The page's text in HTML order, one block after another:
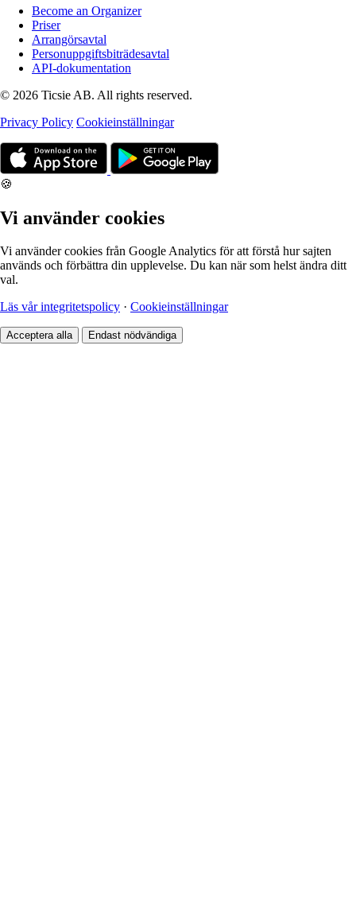
Become an Organizer
Priser
Arrangörsavtal
Personuppgiftsbiträdesavtal
API-dokumentation
© 2026 Ticsie AB. All rights reserved.
Privacy Policy Cookieinställningar
🍪
Vi använder cookies
Vi använder cookies från Google Analytics för att förstå hur sajten
används och förbättra din upplevelse. Du kan när som helst ändra ditt
val.
Läs vår integritetspolicy · Cookieinställningar
Acceptera alla Endast nödvändiga